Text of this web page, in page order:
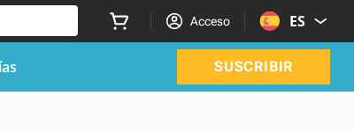
Acceso ES
SUSCRIBIR